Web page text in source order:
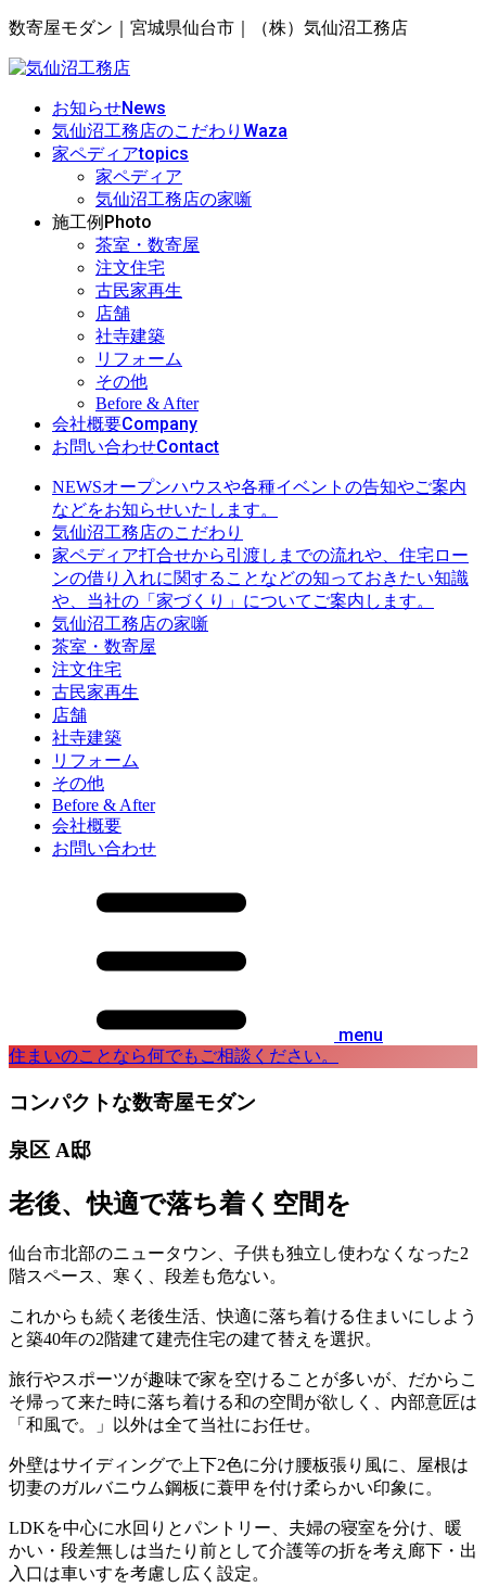
数寄屋モダン｜宮城県仙台市｜（株）気仙沼工務店
お知らせNews
気仙沼工務店のこだわり Waza
家ペディアtopics
家ペディア
気仙沼工務店の家噺
施工例 Photo
茶室・数寄屋
注文住宅
古民家再生
店舗
社寺建築
リフォーム
その他
Before & After
会社概要Company
お問い合わせContact
NEWSオープンハウスや各種イベントの告知やご案内
などをお知らせいたします。
気仙沼工務店のこだわり
家ペディア打合せから引渡しまでの流れや、住宅ロー
ンの借り入れに関することなどの知っておきたい知識
や、当社の「家づくり」についてご案内します。
気仙沼工務店の家噺
茶室・数寄屋
注文住宅
古民家再生
店舗
社寺建築
リフォーム
その他
Before & After
会社概要
お問い合わせ
menu
住まいのことなら何でもご相談ください。
コンパクトな数寄屋モダン
泉区 A邸
老後、快適で落ち着く空間を
仙台市北部のニュータウン、子供も独立し使わなくなった2
階スペース、寒く、段差も危ない。
これからも続く老後生活、快適に落ち着ける住まいにしよう
と築40年の2階建て建売住宅の建て替えを選択。
旅行やスポーツが趣味で家を空けることが多いが、だからこ
そ帰って来た時に落ち着ける和の空間が欲しく、内部意匠は
「和風で。」以外は全て当社にお任せ。
外壁はサイディングで上下2色に分け腰板張り風に、屋根は
切妻のガルバニウム鋼板に蓑甲を付け柔らかい印象に。
LDKを中心に水回りとパントリー、夫婦の寝室を分け、暖
かい・段差無しは当たり前として介護等の折を考え廊下・出
入口は車いすを考慮し広く設定。